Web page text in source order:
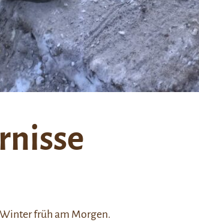
früh am Morgen.